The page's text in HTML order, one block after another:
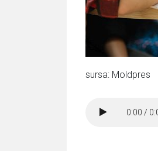
sursa: Moldpres
0:00 /